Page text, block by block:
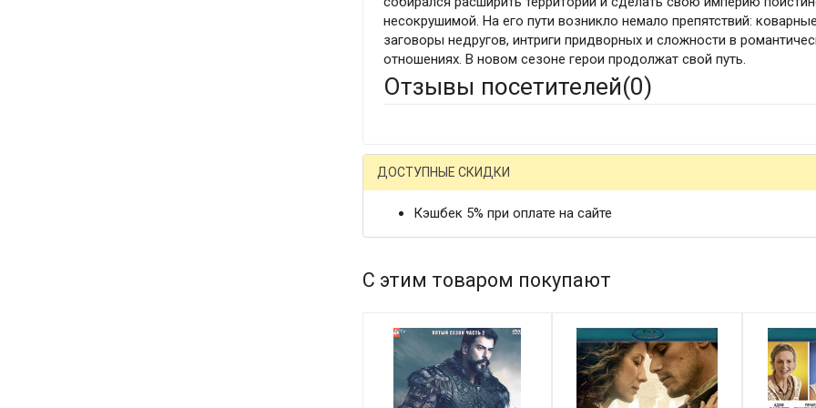
несокрушимой. На его пути возникло немало препятствий:
заговоры недругов, интриги придворных и сложности в
отношениях. В новом сезоне герои продолжат свой путь.
Отзывы посетителей(0)
ДОСТУПНЫЕ СКИДКИ
Кэшбек 5% при оплате на сайте
С этим товаром покупают